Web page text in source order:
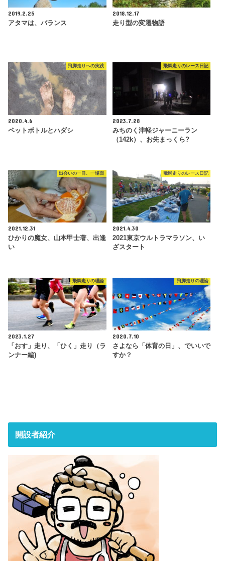
2019.2.25
アタマは、バランス
2018.12.17
走り型の変遷物語
飛脚走りへの実践
2020.4.6
ペットボトルとハダシ
飛脚走りのレース日記
2023.7.28
みちのく津軽ジャーニーラン
（142k）、お先まっくら?
出会いの一冊、一場面
2021.12.31
ひかりの魔女、山本甲士著、出逢
い
飛脚走りのレース日記
2021.4.30
2021東京ウルトラマラソン、い
ざスタート
飛脚走りの理論
2023.1.27
「おす」走り、「ひく」走り（ラ
ンナー編)
飛脚走りの理論
2020.7.10
さよなら「体育の日」、でいいで
すか？
開設者紹介